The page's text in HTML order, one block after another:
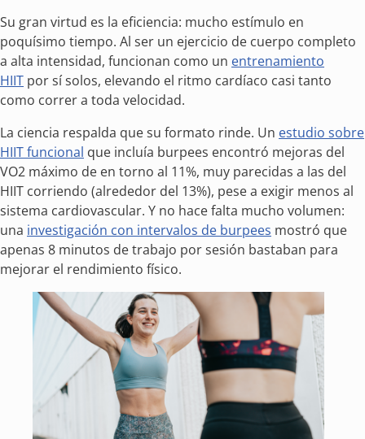
Su gran virtud es la eficiencia: mucho estímulo en
poquísimo tiempo. Al ser un ejercicio de cuerpo completo
a alta intensidad, funcionan como un entrenamiento
HIIT por sí solos, elevando el ritmo cardíaco casi tanto
como correr a toda velocidad.
La ciencia respalda que su formato rinde. Un estudio sobre
HIIT funcional que incluía burpees encontró mejoras del
VO2 máximo de en torno al 11%, muy parecidas a las del
HIIT corriendo (alrededor del 13%), pese a exigir menos al
sistema cardiovascular. Y no hace falta mucho volumen:
una investigación con intervalos de burpees mostró que
apenas 8 minutos de trabajo por sesión bastaban para
mejorar el rendimiento físico.